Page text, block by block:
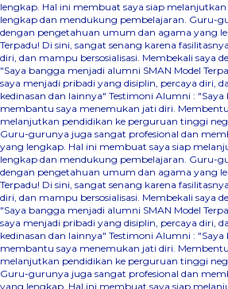
lengkap. Hal ini membuat saya siap
lengkap dan mendukung pembelajaran. Guru-
dengan pengetahuan umum dan agama yang
Terpadu! Di sini, sangat senang karena
diri, dan mampu bersosialisasi. Membekali
"Saya bangga menjadi alumni SMAN Model
saya menjadi pribadi yang disiplin, percaya diri,
kedinasan dan lainnya" Testimoni Alumni :
membantu saya menemukan jati diri.
melanjutkan pendidikan ke perguruan tinggi
Guru-gurunya juga sangat profesional dan
yang lengkap. Hal ini membuat saya siap
lengkap dan mendukung pembelajaran. Guru-
dengan pengetahuan umum dan agama yang
Terpadu! Di sini, sangat senang karena
diri, dan mampu bersosialisasi. Membekali
"Saya bangga menjadi alumni SMAN Model
saya menjadi pribadi yang disiplin, percaya diri,
kedinasan dan lainnya" Testimoni Alumni :
membantu saya menemukan jati diri.
melanjutkan pendidikan ke perguruan tinggi
Guru-gurunya juga sangat profesional dan
yang lengkap. Hal ini membuat saya siap